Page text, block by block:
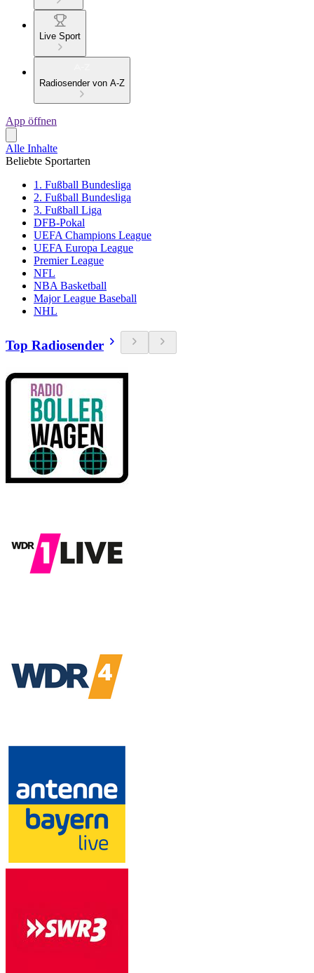
Live Sport
Radiosender von A-Z
App öffnen
Alle Inhalte
Beliebte Sportarten
1. Fußball Bundesliga
2. Fußball Bundesliga
3. Fußball Liga
DFB-Pokal
UEFA Champions League
UEFA Europa League
Premier League
NFL
NBA Basketball
Major League Baseball
NHL
Top Radiosender